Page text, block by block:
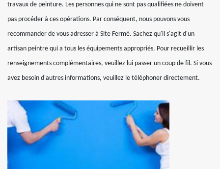
travaux de peinture. Les personnes qui ne sont pas qualifiées ne doivent
pas procéder à ces opérations. Par conséquent, nous pouvons vous
recommander de vous adresser à Site Fermé. Sachez qu'il s'agit d'un
artisan peintre qui a tous les équipements appropriés. Pour recueillir les
renseignements complémentaires, veuillez lui passer un coup de fil. Si vous
avez besoin d'autres informations, veuillez le téléphoner directement.